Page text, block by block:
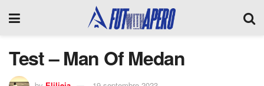
Test – Man Of Medan